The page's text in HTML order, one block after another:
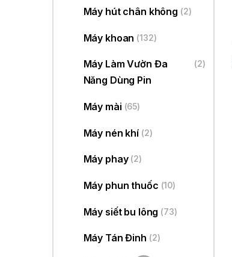
Máy hút chân không (2)
Máy khoan (132)
Máy Làm Vườn Đa
Năng Dùng Pin
(2)
Máy mài (65)
Máy nén khí (2)
Máy phay (2)
Máy phun thuốc (10)
Máy siết bu lông (73)
Máy Tán Đinh (2)